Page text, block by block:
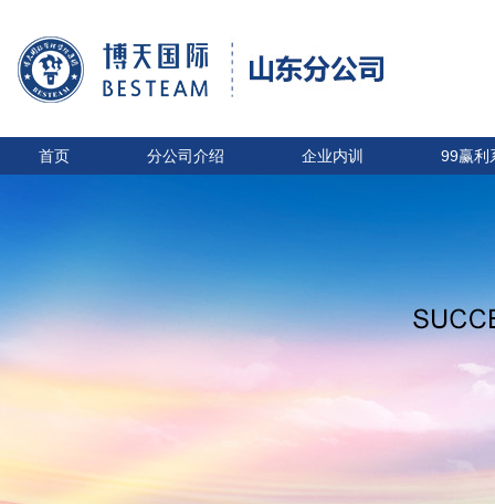
首页 分公司介绍 企业内训 99赢利